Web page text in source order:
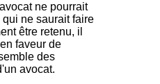
ne pourrait
ne saurait faire
être retenu, il
faveur de
des
avocat.